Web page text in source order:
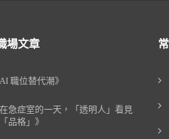
場文章
AI 職位替代潮》
在急症室的一天，「透明人」看見
品格」》